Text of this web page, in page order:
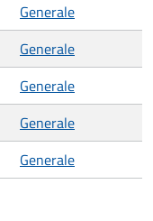
Generale
Generale
Generale
Generale
Generale